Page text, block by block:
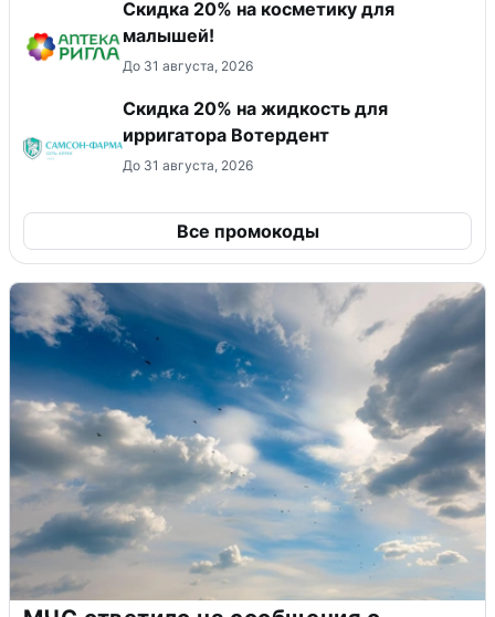
Скидка 20% на косметику для
малышей!
До 31 августа, 2026
Скидка 20% на жидкость для
ирригатора Вотердент
До 31 августа, 2026
Все промокоды